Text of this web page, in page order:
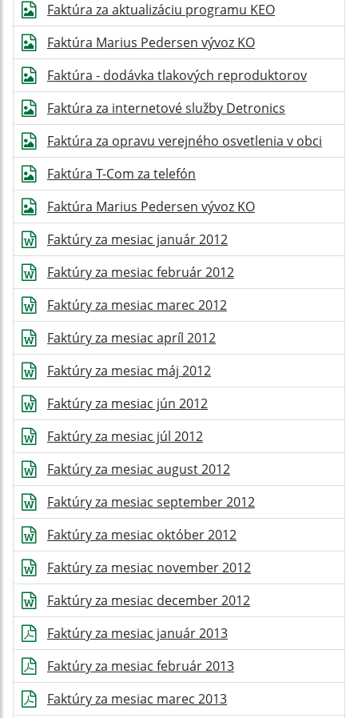
Faktúra za aktualizáciu programu KEO
Faktúra Marius Pedersen vývoz KO
Faktúra - dodávka tlakových reproduktorov
Faktúra za internetové služby Detronics
Faktúra za opravu verejného osvetlenia v obci
Faktúra T-Com za telefón
Faktúra Marius Pedersen vývoz KO
Faktúry za mesiac január 2012
Faktúry za mesiac február 2012
Faktúry za mesiac marec 2012
Faktúry za mesiac apríl 2012
Faktúry za mesiac máj 2012
Faktúry za mesiac jún 2012
Faktúry za mesiac júl 2012
Faktúry za mesiac august 2012
Faktúry za mesiac september 2012
Faktúry za mesiac október 2012
Faktúry za mesiac november 2012
Faktúry za mesiac december 2012
Faktúry za mesiac január 2013
Faktúry za mesiac február 2013
Faktúry za mesiac marec 2013